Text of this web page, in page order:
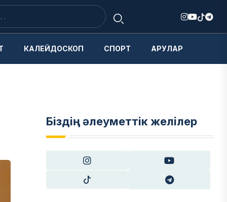
КАЛЕЙДОСКОП СПОРТ АРУЛАР
Біздің әлеуметтік желілер